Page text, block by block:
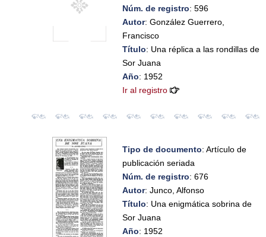
Núm. de registro: 596
Autor: González Guerrero,
Francisco
Título: Una réplica a las rondillas de
Sor Juana
Año: 1952
Ir al registro
Tipo de documento: Artículo de
publicación seriada
Núm. de registro: 676
Autor: Junco, Alfonso
Título: Una enigmática sobrina de
Sor Juana
Año: 1952